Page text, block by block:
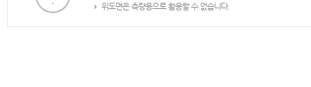
위도면은 측량용으로 활용할 수 없습니다.